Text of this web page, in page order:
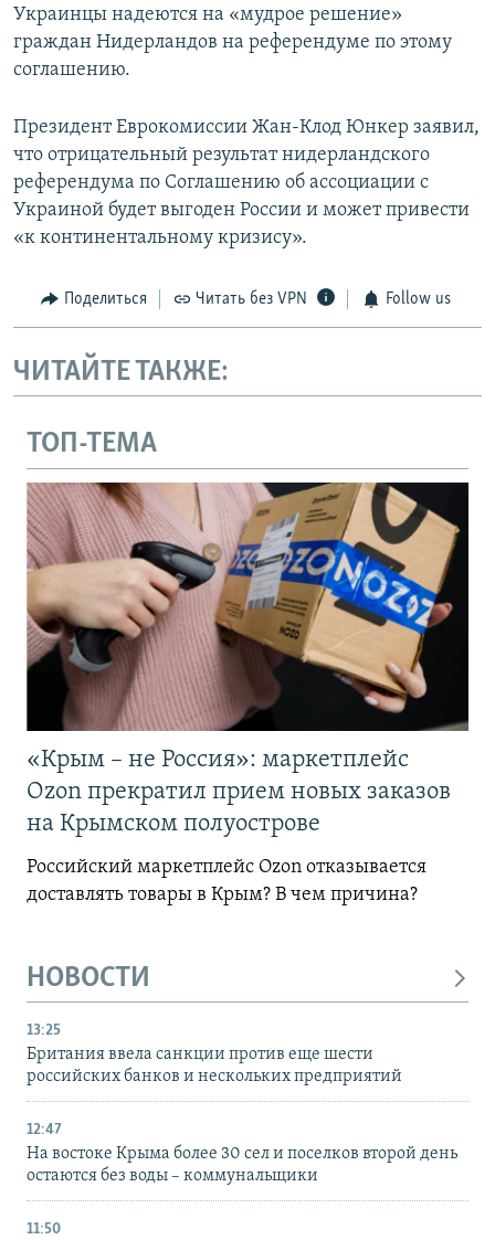
Украинцы надеются на «мудрое решение»
граждан Нидерландов на референдуме по этому
соглашению.
Президент Еврокомиссии Жан-Клод Юнкер заявил,
что отрицательный результат нидерландского
референдума по Соглашению об ассоциации с
Украиной будет выгоден России и может привести
«к континентальному кризису».
Поделиться Читать без VPN Follow us
ЧИТАЙТЕ ТАКЖЕ:
ТОП-ТЕМА
«Крым – не Россия»: маркетплейс
Ozon прекратил прием новых заказов
на Крымском полуострове
Российский маркетплейс Ozon отказывается
доставлять товары в Крым? В чем причина?
НОВОСТИ
13:25
Британия ввела санкции против еще шести
российских банков и нескольких предприятий
12:47
На востоке Крыма более 30 сел и поселков второй день
остаются без воды – коммунальщики
11:50